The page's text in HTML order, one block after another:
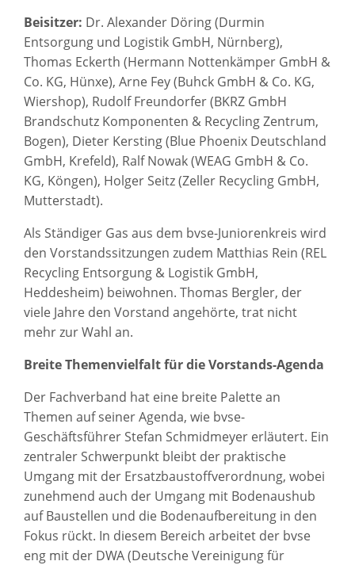
Beisitzer: Dr. Alexander Döring (Durmin
Entsorgung und Logistik GmbH, Nürnberg),
Thomas Eckerth (Hermann Nottenkämper GmbH &
Co. KG, Hünxe), Arne Fey (Buhck GmbH & Co. KG,
Wiershop), Rudolf Freundorfer (BKRZ GmbH
Brandschutz Komponenten & Recycling Zentrum,
Bogen), Dieter Kersting (Blue Phoenix Deutschland
GmbH, Krefeld), Ralf Nowak (WEAG GmbH & Co.
KG, Köngen), Holger Seitz (Zeller Recycling GmbH,
Mutterstadt).
Als Ständiger Gas aus dem bvse-Juniorenkreis wird
den Vorstandssitzungen zudem Matthias Rein (REL
Recycling Entsorgung & Logistik GmbH,
Heddesheim) beiwohnen. Thomas Bergler, der
viele Jahre den Vorstand angehörte, trat nicht
mehr zur Wahl an.
Breite Themenvielfalt für die Vorstands-Agenda
Der Fachverband hat eine breite Palette an
Themen auf seiner Agenda, wie bvse-
Geschäftsführer Stefan Schmidmeyer erläutert. Ein
zentraler Schwerpunkt bleibt der praktische
Umgang mit der Ersatzbaustoffverordnung, wobei
zunehmend auch der Umgang mit Bodenaushub
auf Baustellen und die Bodenaufbereitung in den
Fokus rückt. In diesem Bereich arbeitet der bvse
eng mit der DWA (Deutsche Vereinigung für